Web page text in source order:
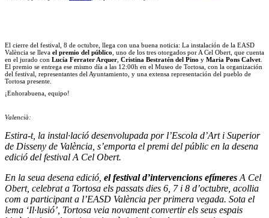
El cierre del festival, 8 de octubre, llega con una buena noticia: La instalación de la EASD
València se lleva el premio del público , uno de los tres otorgados por A Cel Obert, que cuenta
en el jurado con Lucía Ferrater Arquer Cristina Bestratén del Pino y Maria Pons Calvet
El premio se entrega ese mismo día a las 12:00h en el Museo de Tortosa, con la organización
del festival, representantes del Ayuntamiento, y una extensa representación del pueblo de
Tortosa presente.
¡Enhorabuena, equipo!
Valencià:
Estira-t, la instal·lació desenvolupada por l’Escola d’Art i Superior
de Disseny de València, s’emporta el premi del públic en la desena
edició del festival A Cel Obert.
En la seua desena edició, el festival d’intervencions efímeres A Cel
Obert, celebrat a Tortosa els passats dies 6, 7 i 8 d’octubre, acollia
com a participant a l’EASD València per primera vegada. Sota el
lema ‘Il·lusió’, Tortosa veia novament convertir els seus espais